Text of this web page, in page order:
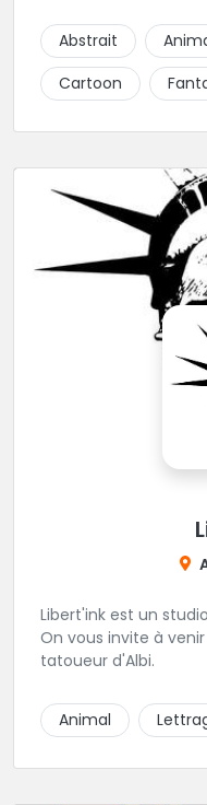
Abstrait
Cartoon
Libert'ink est un
On vous invite à
tatoueur d'Albi.
Animal